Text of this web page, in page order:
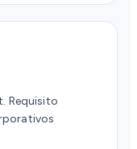
Requisito